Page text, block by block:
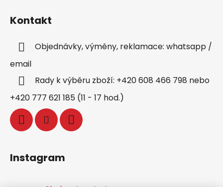
Kontakt
Objednávky, výměny, reklamace: whatsapp /
email
Rady k výběru zboží: +420 608 466 798 nebo
+420 777 621 185 (11 - 17 hod.)
Instagram